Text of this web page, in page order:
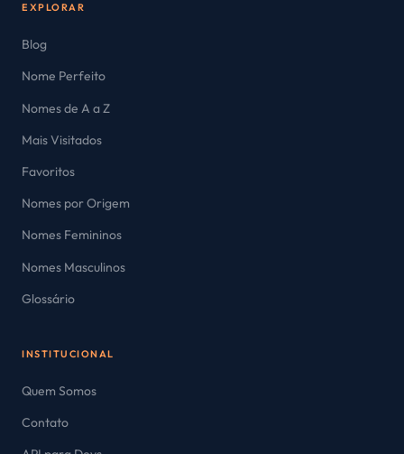
EXPLORAR
Blog
Nome Perfeito
Nomes de A a Z
Mais Visitados
Favoritos
Nomes por Origem
Nomes Femininos
Nomes Masculinos
Glossário
INSTITUCIONAL
Quem Somos
Contato